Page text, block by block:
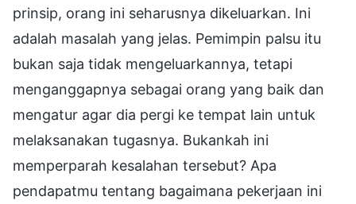
prinsip, orang ini seharusnya dikeluarkan. Ini
adalah masalah yang jelas. Pemimpin palsu itu
bukan saja tidak mengeluarkannya, tetapi
menganggapnya sebagai orang yang baik dan
mengatur agar dia pergi ke tempat lain untuk
melaksanakan tugasnya. Bukankah ini
memperparah kesalahan tersebut? Apa
pendapatmu tentang bagaimana pekerjaan ini